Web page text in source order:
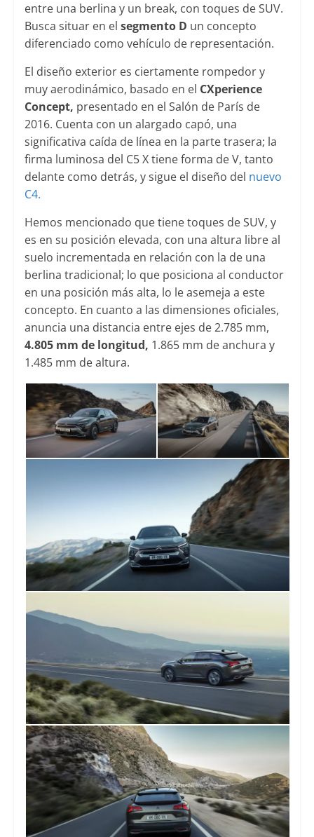
entre una berlina y un break, con toques de SUV.
Busca situar en el segmento D un concepto
diferenciado como vehículo de representación.
El diseño exterior es ciertamente rompedor y
muy aerodinámico, basado en el CXperience
Concept, presentado en el Salón de París de
2016. Cuenta con un alargado capó, una
significativa caída de línea en la parte trasera; la
firma luminosa del C5 X tiene forma de V, tanto
delante como detrás, y sigue el diseño del nuevo
C4.
Hemos mencionado que tiene toques de SUV, y
es en su posición elevada, con una altura libre al
suelo incrementada en relación con la de una
berlina tradicional; lo que posiciona al conductor
en una posición más alta, lo le asemeja a este
concepto. En cuanto a las dimensiones oficiales,
anuncia una distancia entre ejes de 2.785 mm,
4.805 mm de longitud, 1.865 mm de anchura y
1.485 mm de altura.